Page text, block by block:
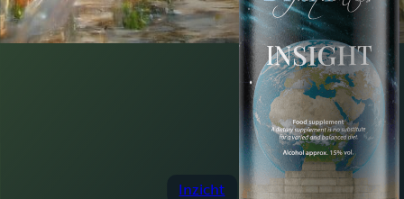
Het Collectief